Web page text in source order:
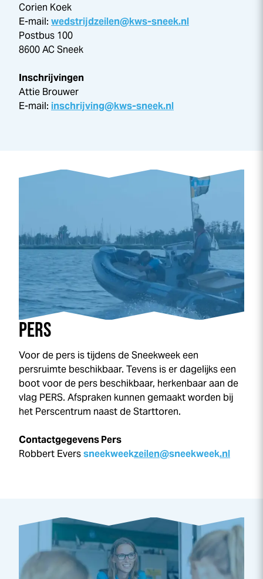
Corien Koek
E-mail: wedstrijdzeilen@kws-sneek.nl
Postbus 100
8600 AC Sneek
Inschrijvingen
Attie Brouwer
E-mail: inschrijving@kws-sneek.nl
PERS
Voor de pers is tijdens deSneekweekeen
persruimte beschikbaar. Tevens is er dagelijks een
boot voor de pers beschikbaar, herkenbaar aan de
vlag PERS. Afspraken kunnen gemaakt worden bij
het Perscentrum naast de Starttoren.
Contactgegevens Pers
Robbert Everssneekweekzeilen@sneekweek.nl